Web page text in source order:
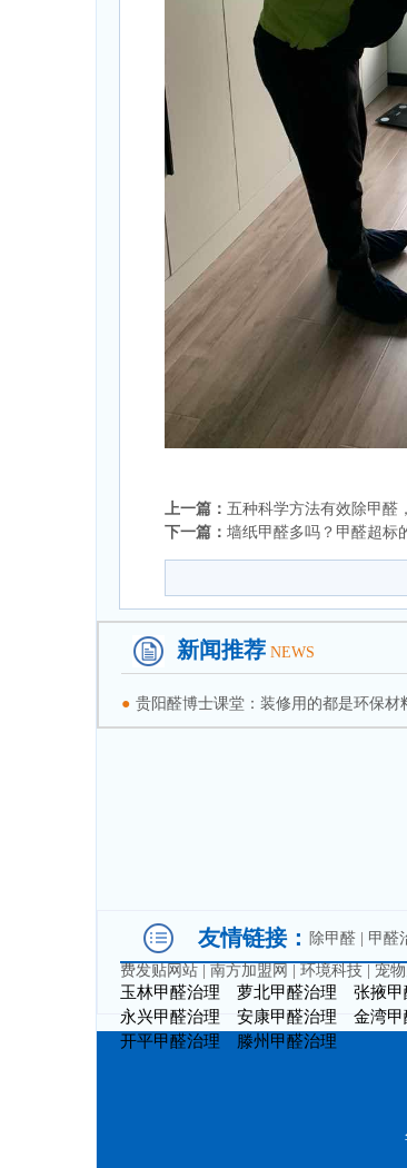
上一篇： 五种科学方法有效除甲醛
下一篇： 墙纸甲醛多吗？甲醛超标
新闻推荐 NEWS
● 贵阳醛博士课堂：装修用的都是环保材
友情链接： 除甲醛 甲醛
费发贴网站
南方加盟网 环境科技 宠
玉林甲醛治理 萝北甲醛治理 张掖甲
永兴甲醛治理
安康甲醛治理 金湾甲
开平甲醛治理
滕州甲醛治理